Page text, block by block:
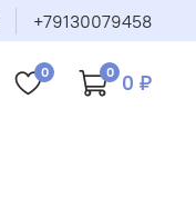
+79130079458
0 0 0 ₽